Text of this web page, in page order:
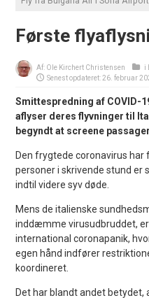
Første
Af: Ole Kirchert Christensen i
Senest opdateret: 26. februar
Smittespredning af COVID-
aflyser deres flyvninger til
begyndt at screene
Den frygtede coronavirus
personer i skrivende stund er
indtil videre syv døde.
Mens de italienske
inddæmme virusudbruddet,
international coronapanik,
egen hånd indfører
koordineret.
Det har blandt andet